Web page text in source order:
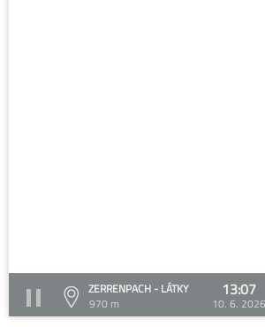
ZERRENPACH - LÁTKY
970 m
13:07
10. 6. 2026